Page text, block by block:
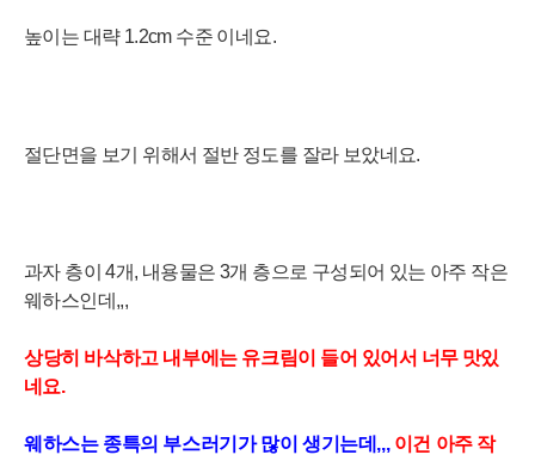
높이는 대략 1.2cm 수준 이네요.
절단면을 보기 위해서 절반 정도를 잘라 보았네요.
과자 층이 4개, 내용물은 3개 층으로 구성되어 있는 아주 작은
웨하스인데,,,
상당히 바삭하고 내부에는 유크림이 들어 있어서 너무 맛있
네요.
웨 하스는 종특의 부스러기 가 많이 생기 는데 ,,,이건 아주 작